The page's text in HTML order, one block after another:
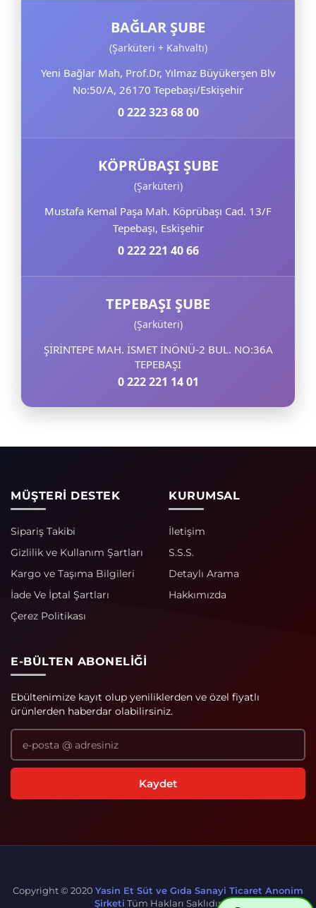
BAĞLAR ŞUBE
(Şarküteri + Kahvaltı)
Yeni Bağlar Mah, Prof.Dr, Yılmaz Büyükerşen Blv
No:50/A, 26170 Tepebaşı/Eskişehir
0 222 323 68 00
KÖPRÜBAŞI ŞUBE
(Şarküteri)
Mustafa Kemal Paşa Mah. Köprübaşı Cad. 13/F
Tepebaşı, Eskişehir
0 222 221 40 66
TEPEBAŞI ŞUBE
(Şarküteri)
ŞİRİNTEPE MAH. İSMET İNÖNÜ-2 BUL. NO:36A
TEPEBAŞI
0 222 221 14 01
MÜŞTERİ DESTEK
Sipariş Takibi
Gizlilik ve Kullanım Şartları
Kargo ve Taşıma Bilgileri
İade Ve İptal Şartları
Çerez Politikası
KURUMSAL
İletişim
S.S.S.
Detaylı Arama
Hakkımızda
E-BÜLTEN ABONELIĞI
Ebültenimize kayıt olup yeniliklerden ve özel fiyatlı
ürünlerden haberdar olabilirsiniz.
Copyright © 2020 Yasin Et Süt ve Gıda Sanayi Ticaret Anonim
Şirketi Tüm Hakları Saklıdır